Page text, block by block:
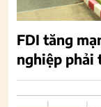
FDI tăng
nghiệp phải